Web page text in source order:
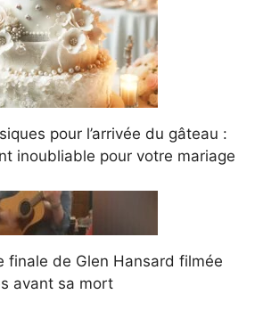
pour l’arrivée du gâteau :
inoubliable pour votre mariage
finale de Glen Hansard filmée
avant sa mort